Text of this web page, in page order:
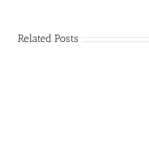
Related Posts